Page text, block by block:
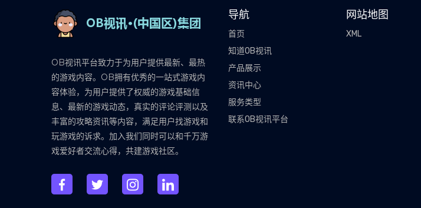
OB视讯平台致力于为用户提供最新、最热
的游戏内容。OB拥有优秀的一站式游戏内
容体验，为用户提供了权威的游戏基础信
息、最新的游戏动态，真实的评论评测以及
丰富的攻略资讯等内容，满足用户找游戏和
玩游戏的诉求。加入我们同时可以和千万游
戏爱好者交流心得，共建游戏社区。
导航
首页
知道OB视讯
产品展示
资讯中心
服务类型
联系OB视讯平台
网站地图
XML